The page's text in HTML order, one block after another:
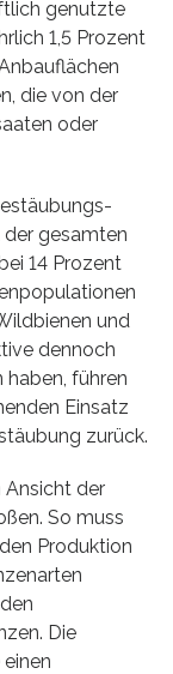
genutzte
1,5 Prozent
die von der
oder
gesamten
14 Prozent
und
dennoch
führen
Einsatz
zurück.
Ansicht der
So muss
Produktion
Die